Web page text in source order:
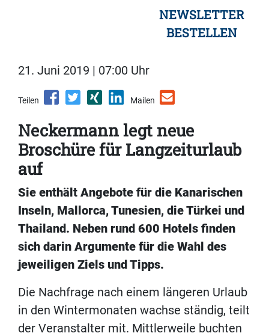
NEWSLETTER
BESTELLEN
21. Juni 2019 | 07:00 Uhr
Teilen Mailen
Neckermann legt neue
Broschüre für Langzeiturlaub
auf
Sie enthält Angebote für die Kanarischen
Inseln, Mallorca, Tunesien, die Türkei und
Thailand. Neben rund 600 Hotels finden
sich darin Argumente für die Wahl des
jeweiligen Ziels und Tipps.
Die Nachfrage nach einem längeren Urlaub
in den Wintermonaten wachse ständig, teilt
der Veranstalter mit. Mittlerweile buchten